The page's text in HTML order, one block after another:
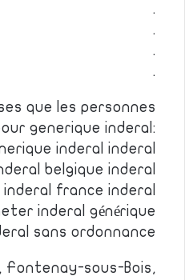
.
.
.
.
que les personnes
generique inderal:
inderal inderal
belgique inderal
inderal france inderal
inderal générique
sans ordonnance
Fontenay-sous-Bois,